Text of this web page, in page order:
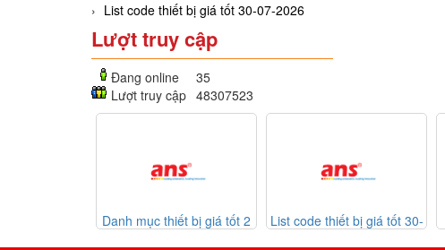
List code thiết bị giá tốt 30-07-2026
Lượt truy cập
Đang online
35
Lượt truy cập 48307523
mục thiết bị giá tốt 2
List code thiết bị giá tốt 30-
Listcode thiết bị